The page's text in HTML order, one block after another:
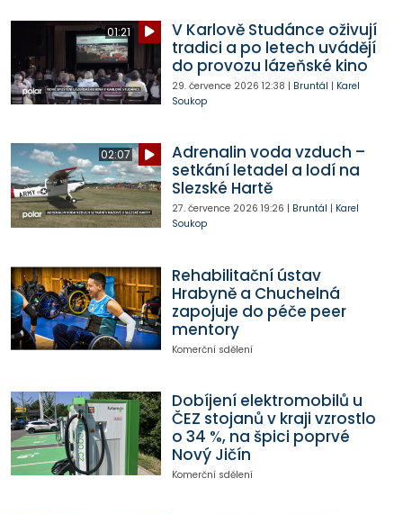
01:21
V Karlově Studánce oživují
tradici a po letech uvádějí
do provozu lázeňské kino
29. července 2026 12:38 | Bruntál | Karel
Soukop
02:07
Adrenalin voda vzduch –
setkání letadel a lodí na
Slezské Hartě
27. července 2026 19:26 | Bruntál | Karel
Soukop
Rehabilitační ústav
Hrabyně a Chuchelná
zapojuje do péče peer
mentory
Komerční sdělení
Dobíjení elektromobilů u
ČEZ stojanů v kraji vzrostlo
o 34 %, na špici poprvé
Nový Jičín
Komerční sdělení